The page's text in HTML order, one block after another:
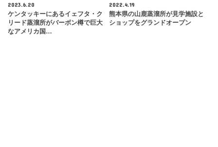
2023.6.20
ケンタッキーにあるイェフタ・ク
リード蒸溜所がバーボン樽で巨大
なアメリカ国…
2022.4.19
熊本県の山鹿蒸溜所が見学施設と
ショップをグランドオープン